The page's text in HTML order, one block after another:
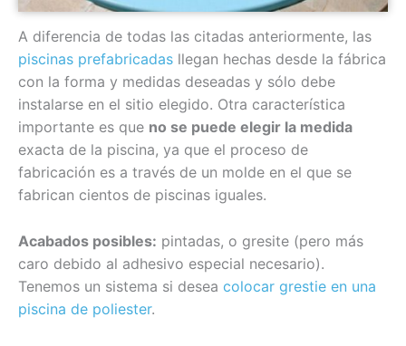
A diferencia de todas las citadas anteriormente, las
piscinas prefabricadas llegan hechas desde la fábrica
con la forma y medidas deseadas y sólo debe
instalarse en el sitio elegido. Otra característica
importante es que no se puede elegir la medida
exacta de la piscina, ya que el proceso de
fabricación es a través de un molde en el que se
fabrican cientos de piscinas iguales.
Acabados posibles: pintadas, o gresite (pero más
caro debido al adhesivo especial necesario).
Tenemos un sistema si desea colocar grestie en una
piscina de poliester.